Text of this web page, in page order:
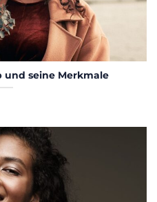
und seine Merkmale